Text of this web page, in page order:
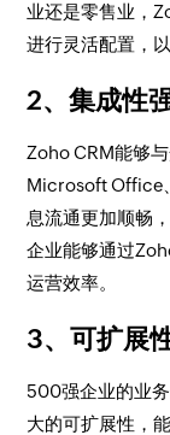
业还是零售业，
进行灵活配置，
2、集成性
Zoho CRM能够
Microsoft Office
息流通更加顺畅
企业能够通过
运营效率。
3、可扩展
500强企业的业
大的可扩展性，